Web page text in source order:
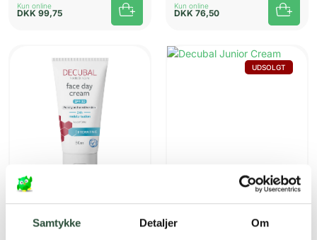
Samtykke Detaljer Om
Kun online
DKK 99,75
Kun online
DKK 76,50
Decubal
Decubal Hydra.Day Cream
SPF30
UDSOLGT
Decubal
Decubal Junior Cream